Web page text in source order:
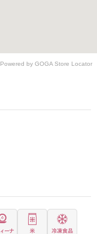
Powered by GOGA Store Locator